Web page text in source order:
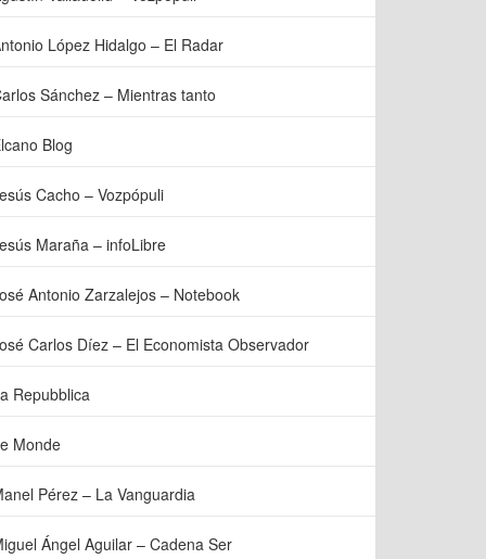
López Hidalgo – El Radar
Sánchez – Mientras tanto
Blog
Cacho – Vozpópuli
Maraña – infoLibre
Antonio Zarzalejos – Notebook
Carlos Díez – El Economista Observador
Repubblica
Monde
Pérez – La Vanguardia
Ángel Aguilar – Cadena Ser